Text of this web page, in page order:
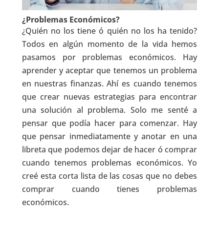
¿Problemas Económicos?
¿Quién no los tiene ó quién no los ha tenido?
Todos en algún momento de la vida hemos
pasamos por problemas económicos. Hay
aprender y aceptar que tenemos un problema
en nuestras finanzas. Ahí es cuando tenemos
que crear nuevas estrategias para encontrar
una solución al problema. Solo me senté a
pensar que podía hacer para comenzar. Hay
que pensar inmediatamente y anotar en una
libreta que podemos dejar de hacer ó comprar
cuando tenemos problemas económicos. Yo
creé esta corta lista de las cosas que no debes
comprar cuando tienes problemas
económicos.